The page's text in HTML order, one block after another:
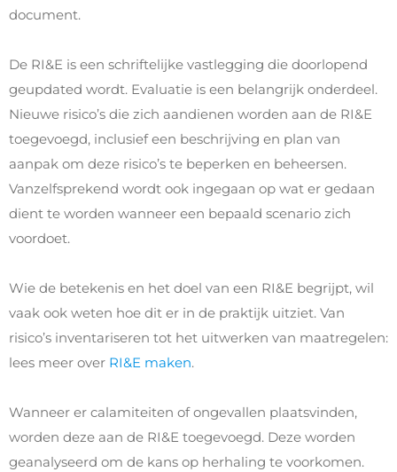
document.
De RI&E is een schriftelijke vastlegging die doorlopend
geupdated wordt. Evaluatie is een belangrijk onderdeel.
Nieuwe risico’s die zich aandienen worden aan de RI&E
toegevoegd, inclusief een beschrijving en plan van
aanpak om deze risico’s te beperken en beheersen.
Vanzelfsprekend wordt ook ingegaan op wat er gedaan
dient te worden wanneer een bepaald scenario zich
voordoet.
Wie de betekenis en het doel van een RI&E begrijpt, wil
vaak ook weten hoe dit er in de praktijk uitziet. Van
risico’s inventariseren tot het uitwerken van maatregelen:
lees meer over RI&E maken.
Wanneer er calamiteiten of ongevallen plaatsvinden,
worden deze aan de RI&E toegevoegd. Deze worden
geanalyseerd om de kans op herhaling te voorkomen.